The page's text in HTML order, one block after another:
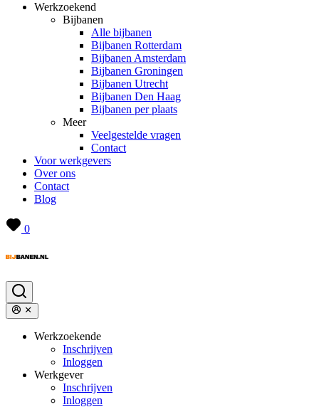
Werkzoekend
Bijbanen
Alle bijbanen
Bijbanen Rotterdam
Bijbanen Amsterdam
Bijbanen Groningen
Bijbanen Utrecht
Bijbanen Den Haag
Bijbanen per plaats
Meer
Veelgestelde vragen
Contact
Voor werkgevers
Over ons
Contact
Blog
0
Werkzoekende
Inschrijven
Inloggen
Werkgever
Inschrijven
Inloggen